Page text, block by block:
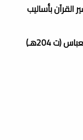
بأساليب
204هـ)